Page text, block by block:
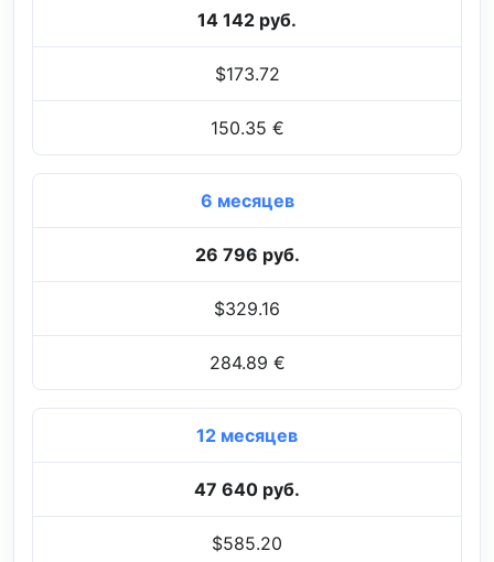
14 142 руб.
$173.72
150.35 €
6 месяцев
26 796 руб.
$329.16
284.89 €
12 месяцев
47 640 руб.
$585.20